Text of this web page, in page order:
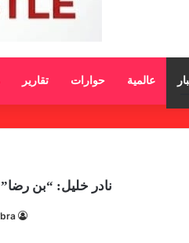
عالمية حوارات تقارير
نادر خليل: “بن